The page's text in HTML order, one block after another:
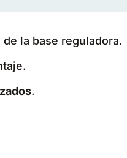
la base reguladora.
.